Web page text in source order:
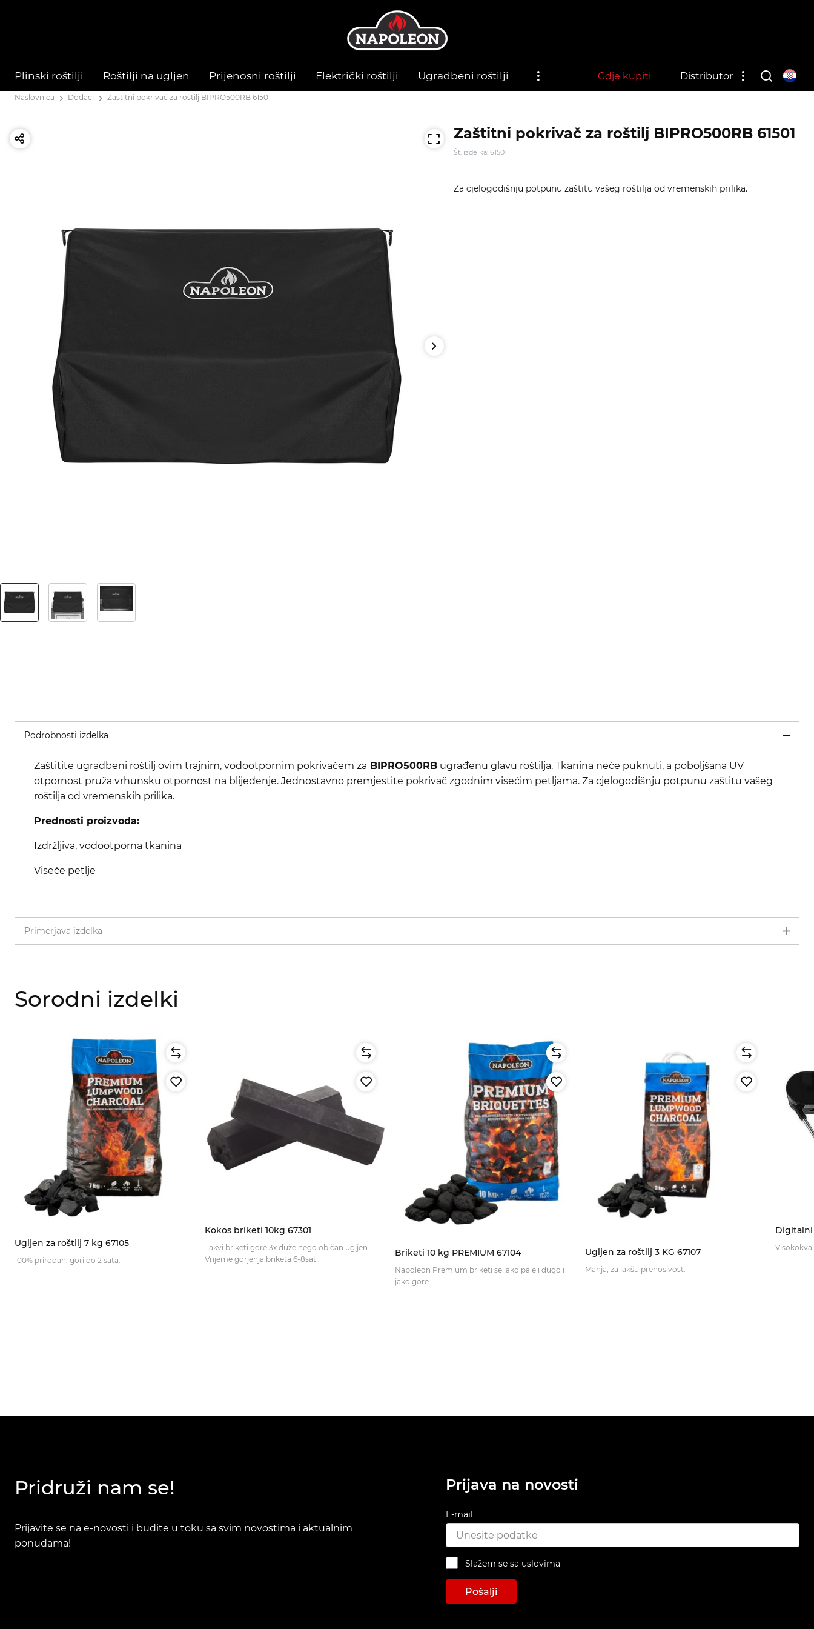
Plinski roštilji Roštilji na ugljen Prijenosni roštilji Električki roštilji Ugradbeni roštilji Gdje kupiti Distributor
Naslovnica Dodaci Zaštitni pokrivač za roštilj BIPRO500RB 61501
Zaštitni pokrivač za roštilj BIPRO500RB 61501
Št. izdelka: 61501
Za cjelogodišnju potpunu zaštitu vašeg roštilja od vremenskih prilika.
Podrobnosti izdelka
Zaštitite ugradbeni roštilj ovim trajnim, vodootpornim pokrivačem za BIPRO500RB ugrađenu glavu roštilja. Tkanina neće puknuti, a poboljšana UV
otpornost pruža vrhunsku otpornost na blijeđenje. Jednostavno premjestite pokrivač zgodnim visećim petljama. Za cjelogodišnju potpunu zaštitu vašeg
roštilja od vremenskih prilika.
Prednosti proizvoda:
Izdržljiva, vodootporna tkanina
Viseće petlje
Primerjava izdelka
Sorodni izdelki
Ugljen za roštilj 7 kg 67105
100% prirodan, gori do 2 sata.
Kokos briketi 10kg 67301
Takvi briketi gore 3x duže nego običan ugljen.
Vrijeme gorjenja briketa 6-8sati.
Briketi 10 kg PREMIUM 67104
Napoleon Premium briketi se lako pale i dugo i
jako gore.
Ugljen za roštilj 3 KG 67107
Manja, za lakšu prenosivost.
Pridruži nam se!
Prijavite se na e-novosti i budite u toku sa svim novostima i aktualnim
ponudama!
Prijava na novosti
E-mail
Slažem se sa uslovima
Pošalji